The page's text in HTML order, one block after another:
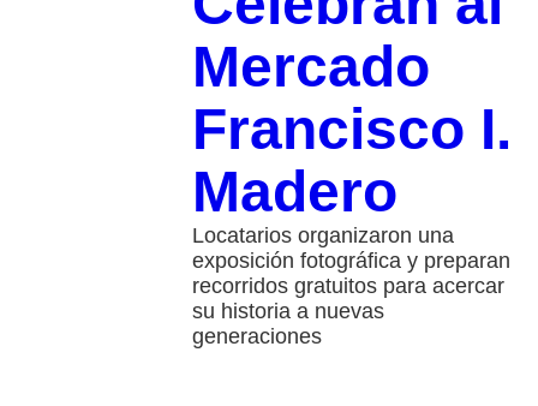
Mercado
Francisco I.
Madero
Locatarios organizaron una
exposición fotográfica y preparan
recorridos gratuitos para acercar
su historia a nuevas
generaciones